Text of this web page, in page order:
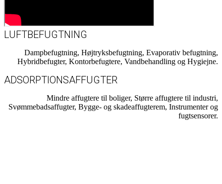
LUFTBEFUGTNING
Dampbefugtning, Højtryksbefugtning, Evaporativ befugtning,
Hybridbefugter, Kontorbefugtere, Vandbehandling og Hygiejne.
ADSORPTIONSAFFUGTER
Mindre affugtere til boliger, Større affugtere til industri,
Svømmebadsaffugter, Bygge- og skadeaffugterem, Instrumenter og
fugtsensorer.